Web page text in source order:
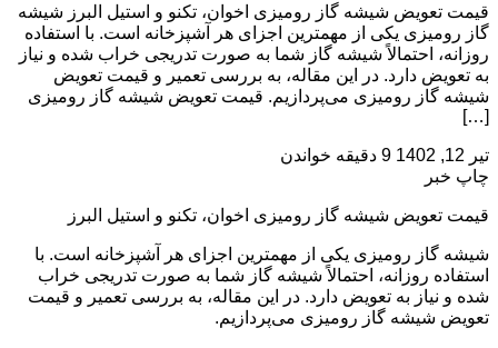
قیمت تعویض شیشه گاز رومیزی اخوان، تکنو و استیل البرز شیشه
گاز رومیزی یکی از مهمترین اجزای هر آشپزخانه است. با استفاده
روزانه، احتمالاً شیشه گاز شما به صورت تدریجی خراب شده و نیاز
به تعویض دارد. در این مقاله، به بررسی تعمیر و قیمت تعویض
شیشه گاز رومیزی می‌پردازیم. قیمت تعویض شیشه گاز رومیزی
[…]
تیر 12, 1402
9 دقیقه خواندن
چاپ خبر
قیمت تعویض شیشه گاز رومیزی اخوان، تکنو و استیل البرز
شیشه گاز رومیزی یکی از مهمترین اجزای هر آشپزخانه است. با
استفاده روزانه، احتمالاً شیشه گاز شما به صورت تدریجی خراب
شده و نیاز به تعویض دارد. در این مقاله، به بررسی تعمیر و قیمت
تعویض شیشه گاز رومیزی می‌پردازیم.